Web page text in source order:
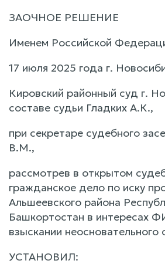
ЗАОЧНОЕ РЕШЕНИЕ
Именем Российской
17 июля 2025 года г.
Кировский районный суд г.
составе судьи Гладких А.К.,
при секретаре судебного
В.М.,
рассмотрев в открытом
гражданское дело по иску
Альшеевского района
Башкортостан в интересах
взыскании неосновательного
УСТАНОВИЛ: